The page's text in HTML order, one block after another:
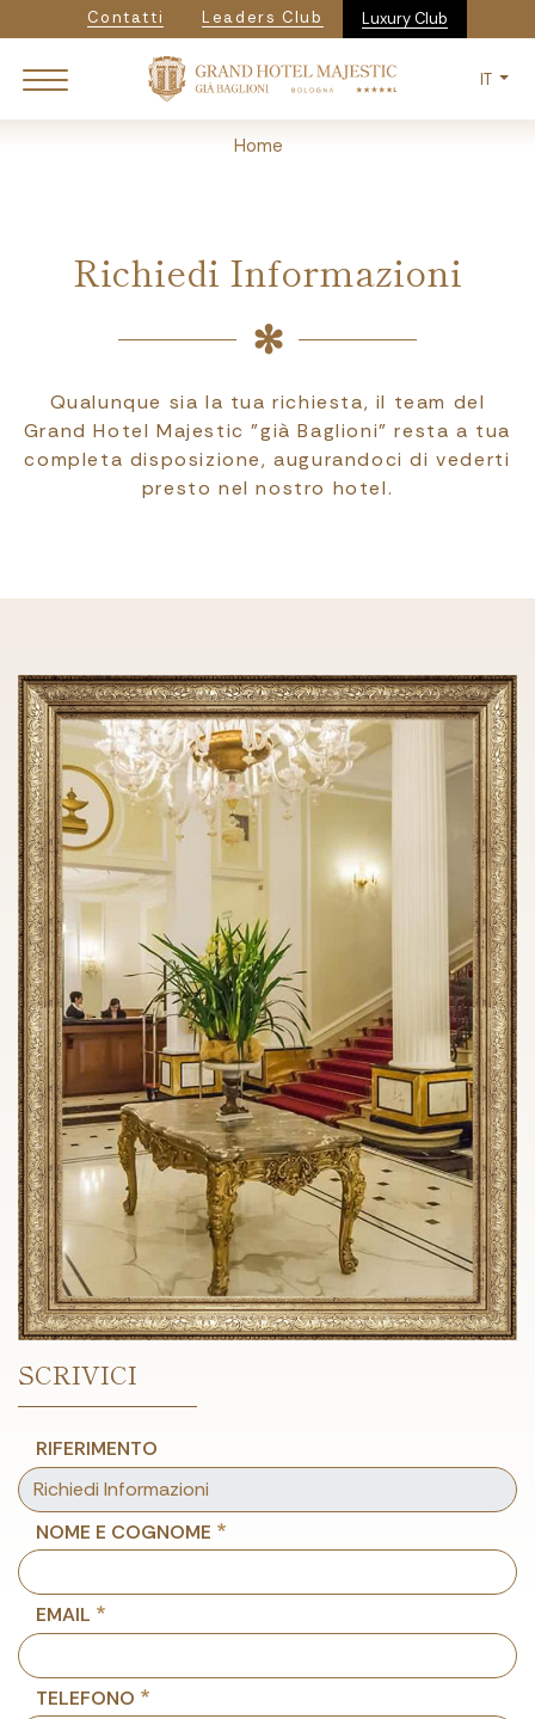
al
contenuto
Navigazione secondaria
Contatti Leaders Club Luxury Club
IT
BreadcrumbHome
Richiedi Informazioni
Qualunque sia la tua richiesta, il team del
Grand Hotel Majestic "già Baglioni" resta a tua
completa disposizione, augurandoci di vederti
presto nel nostro hotel.
SCRIVICI
RIFERIMENTO
NOME E COGNOME
EMAIL
TELEFONO